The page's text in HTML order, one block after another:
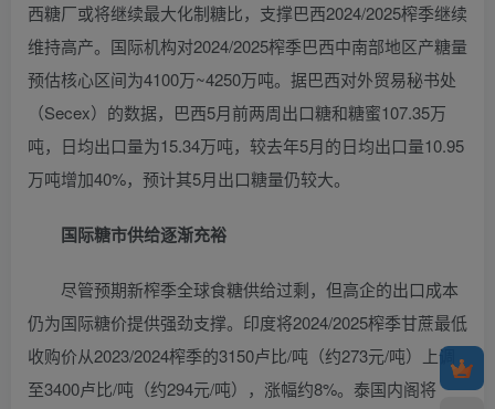
西糖厂或将继续最大化制糖比，支撑巴西2024/2025榨季继续
维持高产。国际机构对2024/2025榨季巴西中南部地区产糖量
预估核心区间为4100万~4250万吨。据巴西对外贸易秘书处
（Secex）的数据，巴西5月前两周出口糖和糖蜜107.35万
吨，日均出口量为15.34万吨，较去年5月的日均出口量10.95
万吨增加40%，预计其5月出口糖量仍较大。
国际糖市供给逐渐充裕
尽管预期新榨季全球食糖供给过剩，但高企的出口成本
仍为国际糖价提供强劲支撑。印度将2024/2025榨季甘蔗最低
收购价从2023/2024榨季的3150卢比/吨（约273元/吨）上调
至3400卢比/吨（约294元/吨），涨幅约8%。泰国内阁将